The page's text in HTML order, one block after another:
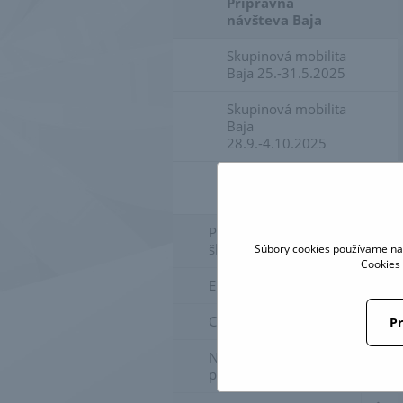
návšteva Baja
Skupinová mobilita
Baja 25.-31.5.2025
Skupinová mobilita
Baja
28.9.-4.10.2025
PLANTEX - Ovocie do
škôl
ERASMUS+ 2022-2024
COMENIUS 2009-2011
Nový diagnostický
program HAMET2
Súbory cookies používame